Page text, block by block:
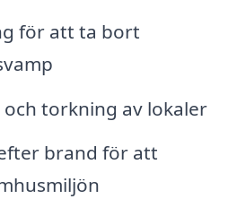
för att ta bort
torkning av lokaler
brand för att